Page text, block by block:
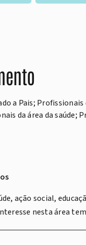
a Pais; Profissionais
da área da saúde;
ação social,
nesta área